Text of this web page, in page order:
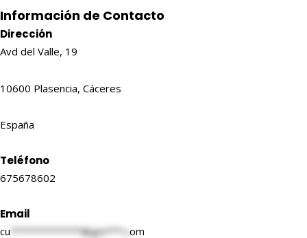
Información de Contacto
Dirección
Avd del Valle, 19
10600 Plasencia, Cáceres
España
Teléfono
675678602
Email
cu *************@gm***.c om